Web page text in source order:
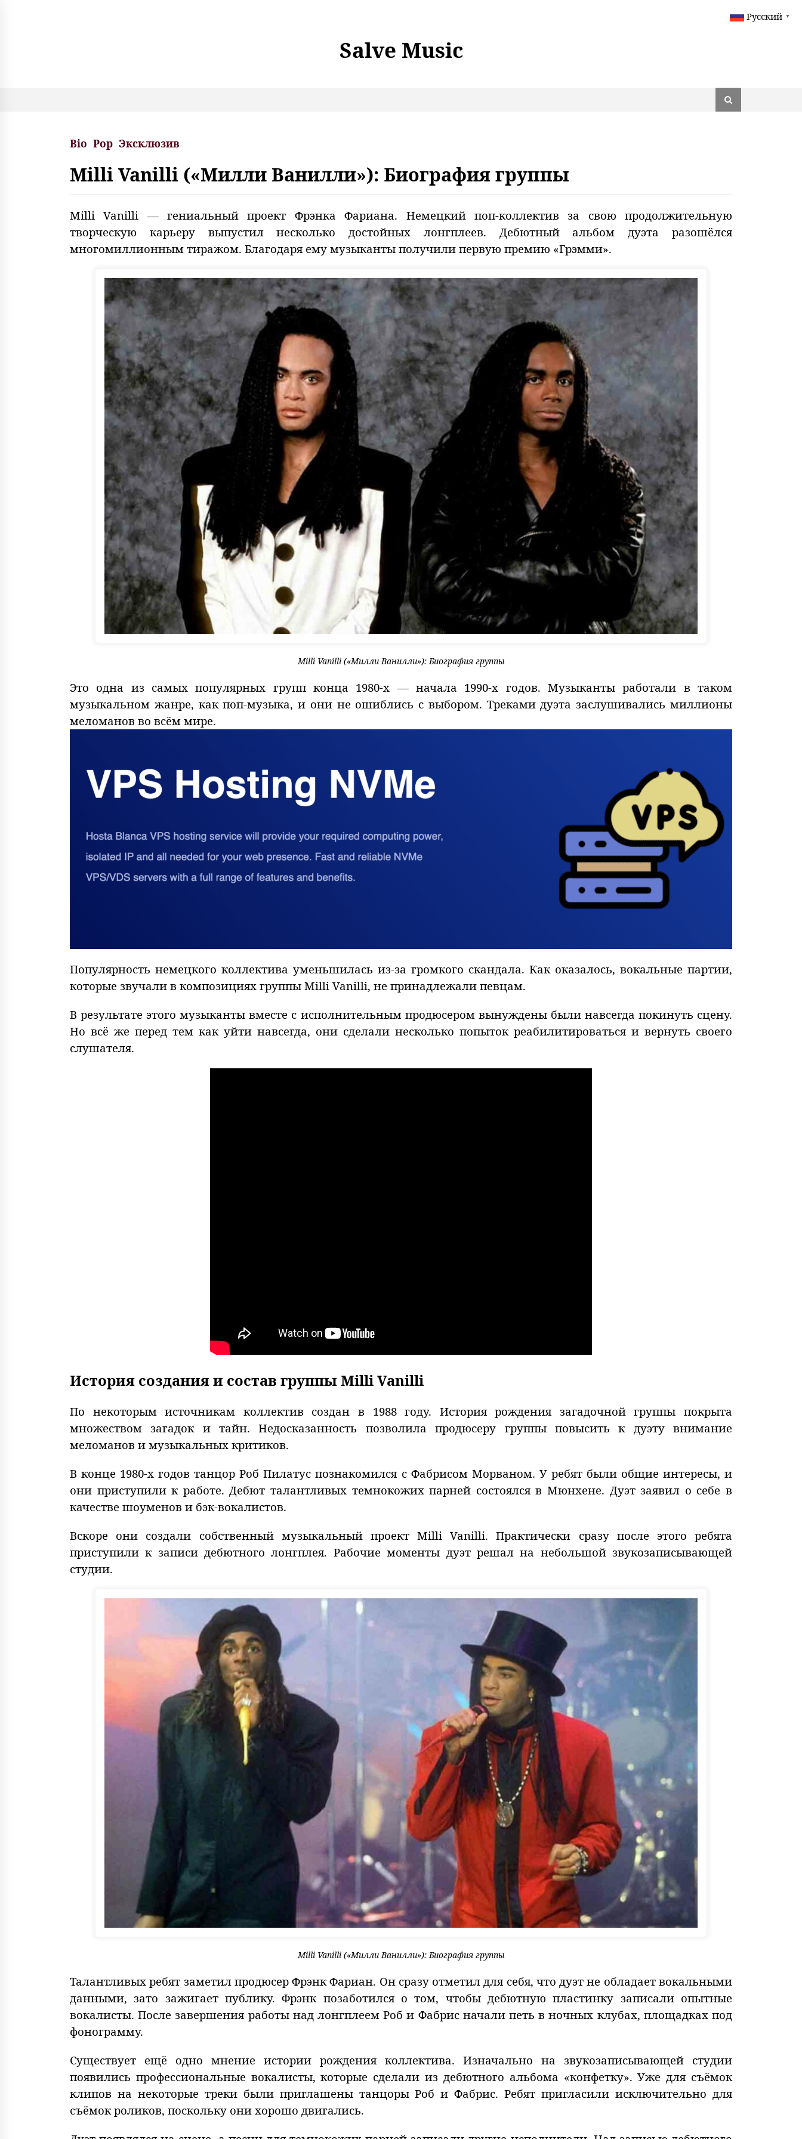
Salve Music
Bio Pop Эксклюзив
Milli Vanilli («Милли Ванилли»): Биография группы
Milli Vanilli — гениальный проект Фрэнка Фариана. Немецкий поп-коллектив за свою продолжительную
творческую карьеру выпустил несколько достойных лонгплеев. Дебютный альбом дуэта разошёлся
многомиллионным тиражом. Благодаря ему музыканты получили первую премию «Грэмми».
Milli Vanilli («Милли Ванилли»): Биография группы
Это одна из самых популярных групп конца 1980-х — начала 1990-х годов. Музыканты работали в таком
музыкальном жанре, как поп-музыка, и они не ошиблись с выбором. Треками дуэта заслушивались миллионы
меломанов во всём мире.
Популярность немецкого коллектива уменьшилась из-за громкого скандала. Как оказалось, вокальные партии,
которые звучали в композициях группы Milli Vanilli, не принадлежали певцам.
В результате этого музыканты вместе с исполнительным продюсером вынуждены были навсегда покинуть сцену.
Но всё же перед тем как уйти навсегда, они сделали несколько попыток реабилитироваться и вернуть своего
слушателя.
История создания и состав группы Milli Vanilli
По некоторым источникам коллектив создан в 1988 году. История рождения загадочной группы покрыта
множеством загадок и тайн. Недосказанность позволила продюсеру группы повысить к дуэту внимание
меломанов и музыкальных критиков.
В конце 1980-х годов танцор Роб Пилатус познакомился с Фабрисом Морваном. У ребят были общие интересы, и
они приступили к работе. Дебют талантливых темнокожих парней состоялся в Мюнхене. Дуэт заявил о себе в
качестве шоуменов и бэк-вокалистов.
Вскоре они создали собственный музыкальный проект Milli Vanilli. Практически сразу после этого ребята
приступили к записи дебютного лонгплея. Рабочие моменты дуэт решал на небольшой звукозаписывающей
студии.
Milli Vanilli («Милли Ванилли»): Биография группы
Талантливых ребят заметил продюсер Фрэнк Фариан. Он сразу отметил для себя, что дуэт не обладает вокальными
данными, зато зажигает публику. Фрэнк позаботился о том, чтобы дебютную пластинку записали опытные
вокалисты. После завершения работы над лонгплеем Роб и Фабрис начали петь в ночных клубах, площадках под
фонограмму.
Существует ещё одно мнение истории рождения коллектива. Изначально на звукозаписывающей студии
появились профессиональные вокалисты, которые сделали из дебютного альбома «конфетку». Уже для съёмок
клипов на некоторые треки были приглашены танцоры Роб и Фабрис. Ребят пригласили исключительно для
съёмок роликов, поскольку они хорошо двигались.
Русский ▼